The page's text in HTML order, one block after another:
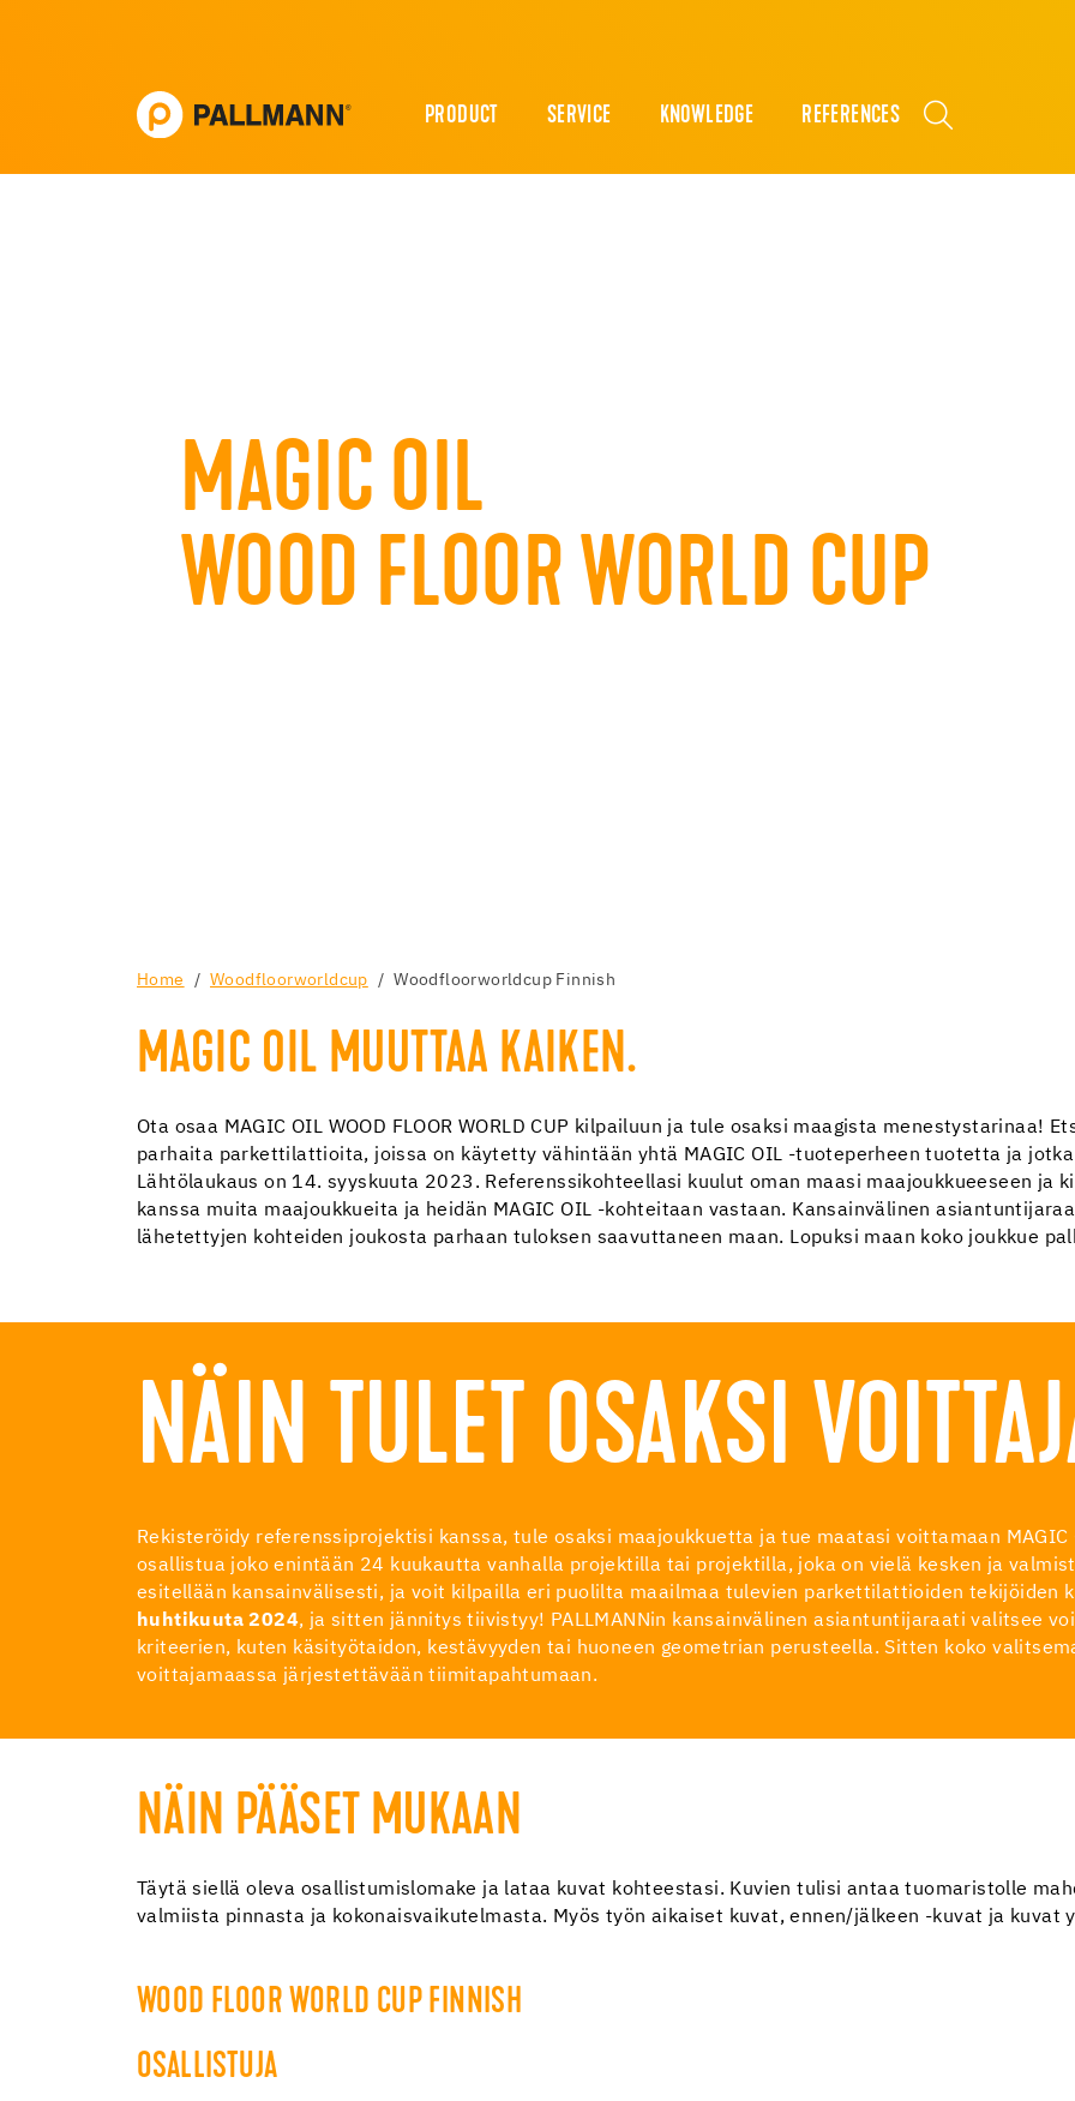
PRODUCT SERVICE KNOWLEDGE REFERENCES
MAGIC OIL
WOOD FLOOR WORLD CUP
Home Woodfloorworldcup Woodfloorworldcup Finnish
MAGIC OIL MUUTTAA KAIKEN.
Ota osaa MAGIC OIL WOOD FLOOR WORLD CUP kilpailuun ja tule osaksi maagista menestystarinaa!
parhaita parkettilattioita, joissa on käytetty vähintään yhtä MAGIC OIL -tuoteperheen tuotetta ja
Lähtölaukaus on 14. syyskuuta 2023. Referenssikohteellasi kuulut oman maasi maajoukkueeseen ja
kanssa muita maajoukkueita ja heidän MAGIC OIL -kohteitaan vastaan. Kansainvälinen
lähetettyjen kohteiden joukosta parhaan tuloksen saavuttaneen maan. Lopuksi maan koko joukkue
NÄIN TULET OSAKSI
Rekisteröidy referenssiprojektisi kanssa, tule osaksi maajoukkuetta ja tue maatasi voittamaan MAGIC
osallistua joko enintään 24 kuukautta vanhalla projektilla tai projektilla, joka on vielä kesken ja
esitellään kansainvälisesti, ja voit kilpailla eri puolilta maailmaa tulevien parkettilattioiden tekijöiden
huhtikuuta 2024, ja sitten jännitys tiivistyy! PALLMANNin kansainvälinen asiantuntijaraati valitsee
kriteerien, kuten käsityötaidon, kestävyyden tai huoneen geometrian perusteella. Sitten koko
voittajamaassa järjestettävään tiimitapahtumaan.
NÄIN PÄÄSET MUKAAN
Täytä siellä oleva osallistumislomake ja lataa kuvat kohteestasi. Kuvien tulisi antaa tuomaristolle
valmiista pinnasta ja kokonaisvaikutelmasta. Myös työn aikaiset kuvat, ennen/jälkeen -kuvat ja
WOOD FLOOR WORLD CUP FINNISH
OSALLISTUJA